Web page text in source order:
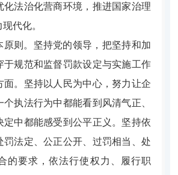
化法治化营商环境，推进国家治理
代化。
原则。 坚持党的领导，把坚持和加
于规范和监督罚款设定与实施工作
面。坚持以人民为中心，努力让企
执法行为中都能看到风清气正、
定中都能感受到公平正义。坚持依
罚法定、公正公开、过罚相当、处
的要求，依法行使权力、履行职